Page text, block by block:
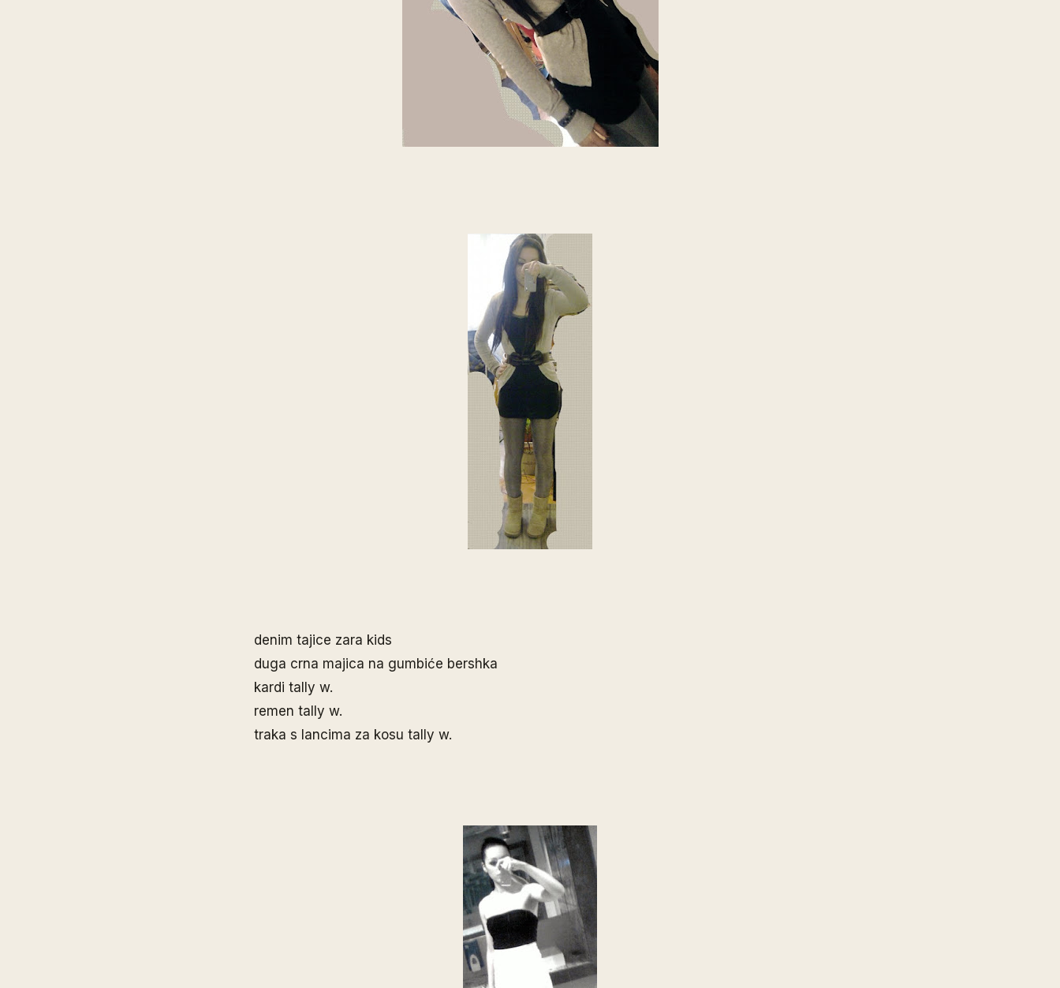
denim tajice zara kids
duga crna majica na gumbiće bershka
kardi tally w.
remen tally w.
traka s lancima za kosu tally w.